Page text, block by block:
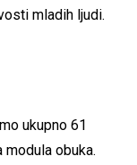
mladih ljudi.
ukupno 61
obuka.